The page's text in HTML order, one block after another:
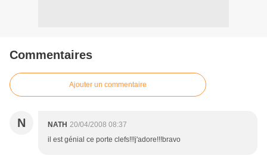
Commentaires
Ajouter un commentaire
N NATH 20/04/2008 08:37
il est génial ce porte clefs!!!j'adore!!!bravo